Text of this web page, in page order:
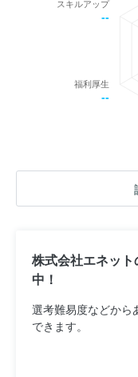
福利厚生
--
スキルアップ
--
株式会社エネッ
中！
選考難易度などから
できます。